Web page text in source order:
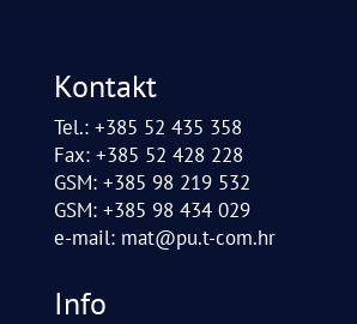
Kontakt
Tel.: +385 52 435 358
Fax: +385 52 428 228
GSM: +385 98 219 532
GSM: +385 98 434 029
e-mail: mat@pu.t-com.hr
Info